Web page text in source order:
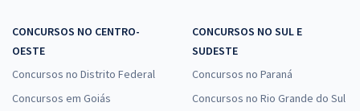
CONCURSOS NO CENTRO-
OESTE
Concursos no Distrito Federal
Concursos em Goiás
CONCURSOS NO SUL E
SUDESTE
Concursos no Paraná
Concursos no Rio Grande do Sul